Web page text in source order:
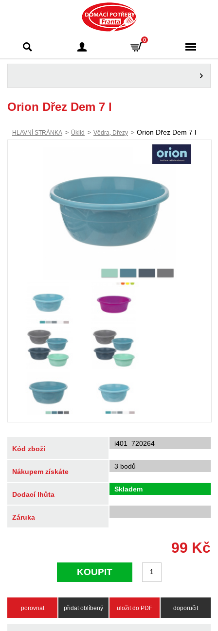
Franta - Příbram
0
Orion Dřez Dem 7 l
HLAVNÍ STRÁNKA > Úklid > Vědra, Dřezy > Orion Dřez Dem 7 l
Kód zboží
i401_720264
Nákupem získáte
3 bodů
Dodací lhůta
Skladem
Záruka
99 Kč
KOUPIT
porovnat přidat oblíbený uložit do PDF doporučit